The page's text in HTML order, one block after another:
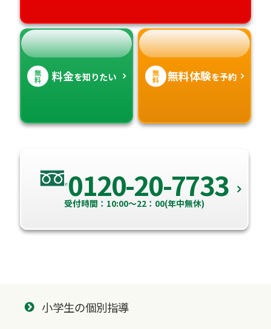
無
料 料金を知りたい 無
料 無料体験を予約
0120-20-7733
受付時間：10:00～22：00(年中無休)
小学生の個別指導